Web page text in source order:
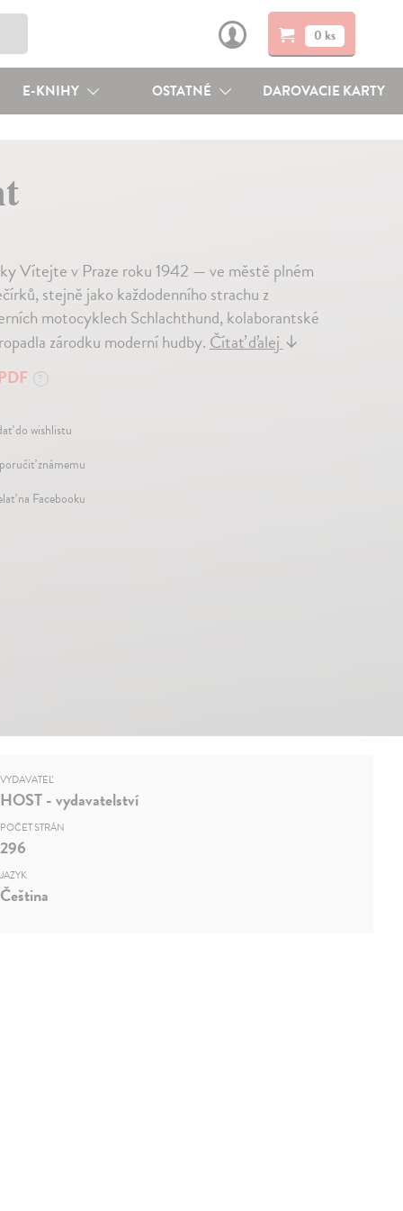
0 ks
E-KNIHY OSTATNÉ DAROVACIE KARTY
Vítejte v Praze roku 1942 — ve městě plném
stejně jako každodenního strachu z
motocyklech Schlachthund, kolaborantské
zárodku moderní hudby.Čítať ďalej↓
PDF ?
do wishlistu
známemu
na Facebooku
VYDAVATEĽ
HOST - vydavatelství
POČET STRÁN
296
JAZYK
Čeština